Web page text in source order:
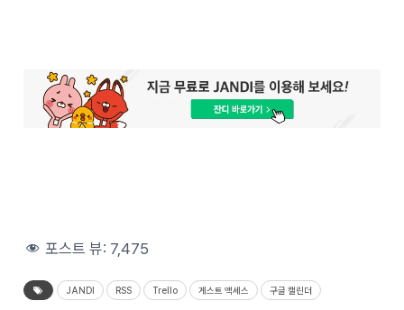
포스트 뷰: 7,475
JANDI RSS Trello 게스트 액세스 구글 캘린더